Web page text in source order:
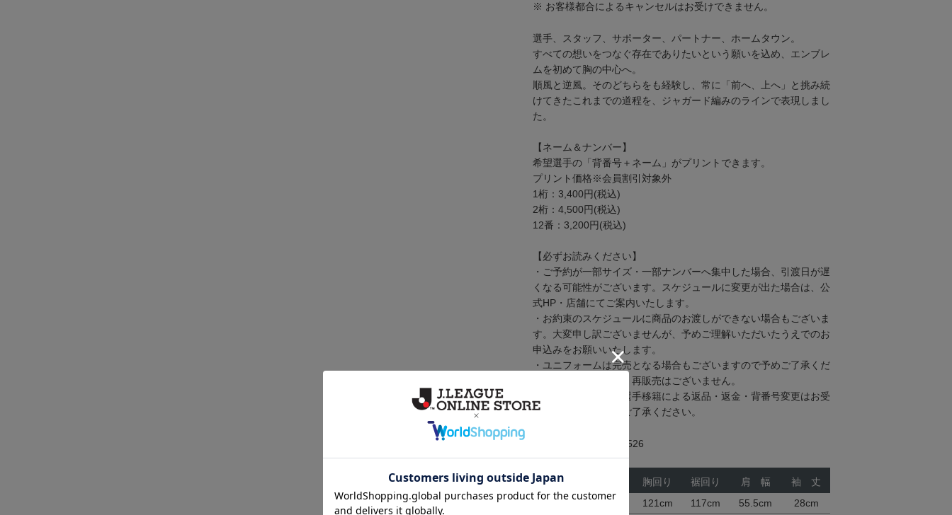
※ お客様都合によるキャンセルはお受けできません。
選手、スタッフ、サポーター、パートナー、ホームタウン。
すべての想いをつなぐ存在でありたいという願いを込め、エンブレ
ムを初めて胸の中心へ。
順風と逆風。そのどちらをも経験し、常に「前へ、上へ」と挑み続
けてきたこれまでの道程を、ジャガード編みのラインで表現しまし
た。
【ネーム＆ナンバー】
希望選手の「背番号＋ネーム」がプリントできます。
プリント価格※会員割引対象外
1桁：3,400円(税込)
2桁：4,500円(税込)
12番：3,200円(税込)
【必ずお読みください】
・ご予約が一部サイズ・一部ナンバーへ集中した場合、引渡日が遅
くなる可能性がございます。スケジュールに変更が出た場合は、公
式HP・店舗にてご案内いたします。
・お約束のスケジュールに商品のお渡しができない場合もございま
す。大変申し訳ございませんが、予めご理解いただいたうえでのお
申込みをお願いいたします。
・ユニフォームは完売となる場合もございますので予めご了承くだ
さい。完売した場合、再販売はございません。
・商品お受取り後の選手移籍による返品・返金・背番号変更はお受
けできません。予めご了承ください。
メーカー品番：ju901526
サイズ 胸回り 裾回り 肩 幅
袖 丈
G(GIGA)
79cm 121cm 117cm 55.5cm 28cm